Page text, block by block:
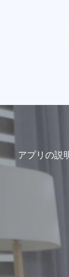
アプリの説